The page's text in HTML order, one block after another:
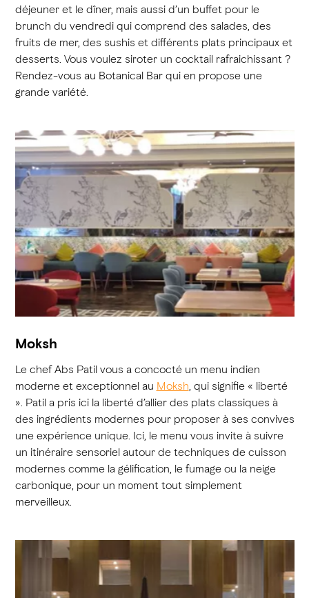
déjeuner et le dîner, mais aussi d’un buffet pour le
brunch du vendredi qui comprend des salades, des
fruits de mer, des sushis et différents plats principaux et
desserts. Vous voulez siroter un cocktail rafraichissant ?
Rendez-vous au Botanical Bar qui en propose une
grande variété.
Moksh
Le chef Abs Patil vous a concocté un menu indien
moderne et exceptionnel au Moksh, qui signifie « liberté
». Patil a pris ici la liberté d’allier des plats classiques à
des ingrédients modernes pour proposer à ses convives
une expérience unique. Ici, le menu vous invite à suivre
un itinéraire sensoriel autour de techniques de cuisson
modernes comme la gélification, le fumage ou la neige
carbonique, pour un moment tout simplement
merveilleux.